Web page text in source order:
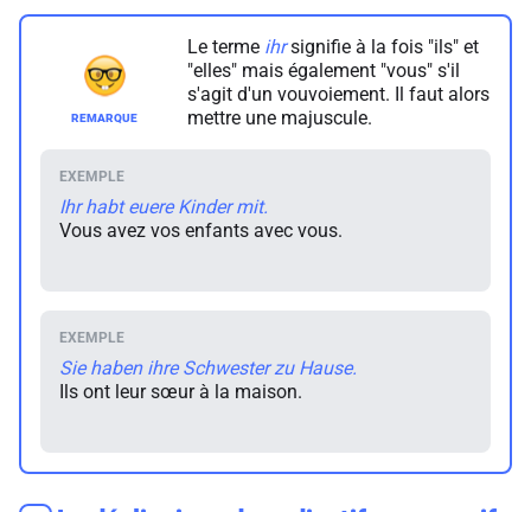
Le terme ihrsignifie à la fois "ils" et
"elles" mais également "vous" s'il
s'agit d'un vouvoiement. Il faut alors
mettre une majuscule.
Ihr habt euere Kinder mit.
Vous avez vos enfants avec vous.
Sie haben ihre Schwester zu Hause.
Ils ont leur sœur à la maison.